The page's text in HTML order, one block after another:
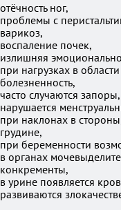
отёчность ног,
проблемы с
варикоз,
воспаление почек,
излишняя
при нагрузках в
болезненность,
часто случаются запоры,
нарушается
при наклонах в
грудине,
при беременности
в органах
конкременты,
в урине появляется
развиваются